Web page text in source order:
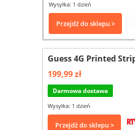
Wysyłka: 1 dzień
Przejdź do sklepu >
Guess 4G Printed
199,99 zł
Darmowa dostawa
Wysyłka: 1 dzień
Przejdź do sklepu >